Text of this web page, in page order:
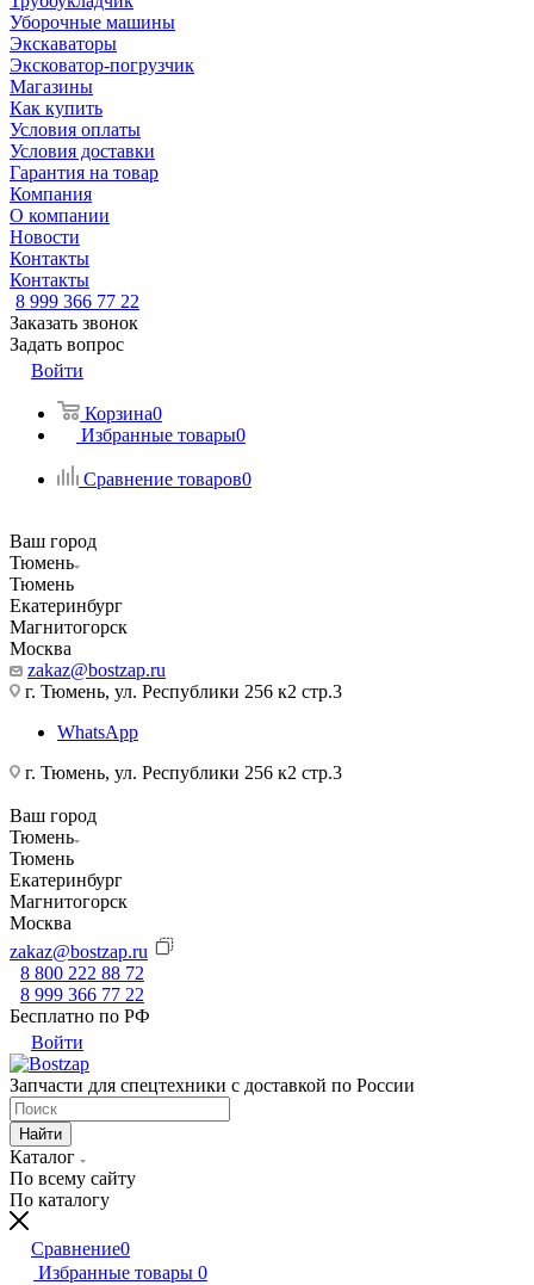
Уборочные машины
Экскаваторы
Эксковатор-погрузчик
Магазины
Как купить
Условия оплаты
Условия доставки
Гарантия на товар
Компания
О компании
Новости
Контакты
Контакты
8 999 366 77 22
Заказать звонок
Задать вопрос
Войти
Корзина0
Избранные товары0
Сравнение товаров0
Ваш город
Тюмень
Тюмень
Екатеринбург
Магнитогорск
Москва
zakaz@bostzap.ru
г. Тюмень, ул. Республики 256 к2 стр.3
WhatsApp
г. Тюмень, ул. Республики 256 к2 стр.3
Ваш город
Тюмень
Тюмень
Екатеринбург
Магнитогорск
Москва
zakaz@bostzap.ru
8 800 222 88 72
8 999 366 77 22
Бесплатно по РФ
Войти
Запчасти для спецтехники с доставкой по России
Найти
Каталог
По всему сайту
По каталогу
Сравнение0
Избранные товары 0